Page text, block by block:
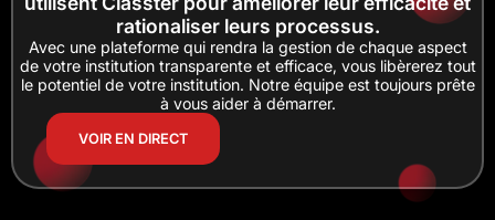
rationaliser leurs processus.
Avec une plateforme qui rendra la gestion de chaque aspect
de votre institution transparente et efficace, vous libèrerez tout
le potentiel de votre institution. Notre équipe est toujours prête
à vous aider à démarrer.
VOIR EN DIRECT